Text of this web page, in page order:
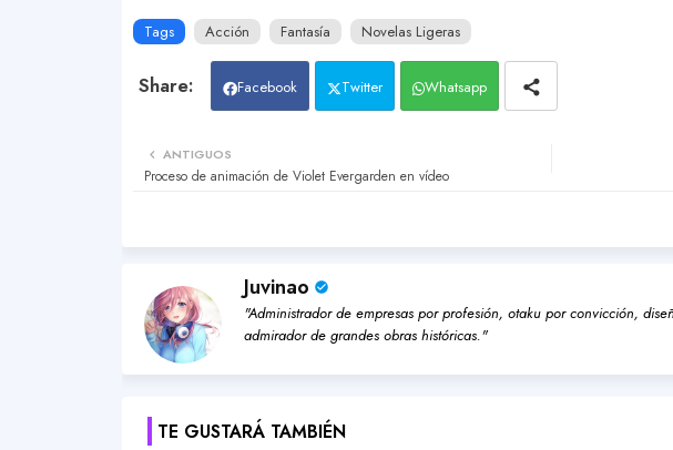
Tags Acción Fantasía Novelas Ligeras
Facebook Twitter Whatsapp
ANTIGUOS
Proceso de animación de Violet Evergarden en vídeo
Juvinao
"Administrador de empresas por profesión, otaku por convicción,
admirador de grandes obras históricas."
TE GUSTARÁ TAMBIÉN